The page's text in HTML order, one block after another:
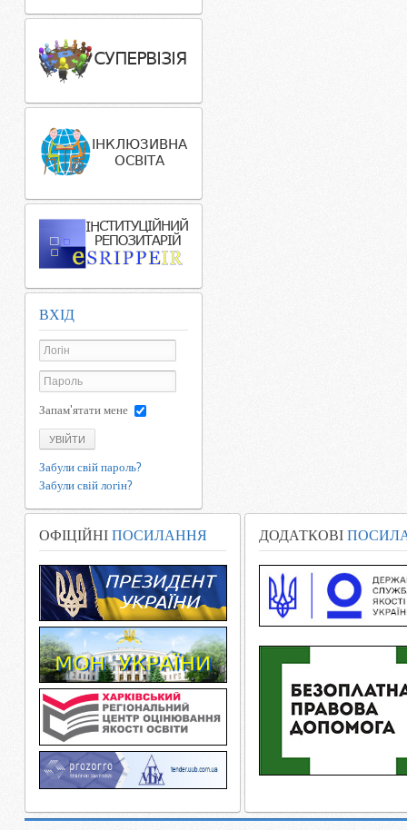
ВХІД
Запам'ятати мене
УВІЙТИ
Забули свій пароль?
Забули свій логін?
ОФІЦІЙНІ ПОСИЛАННЯ ДОДАТКОВІ